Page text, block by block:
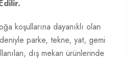
koşullarına dayanıklı olan
parke, tekne, yat, gemi
dış mekan ürünlerinde